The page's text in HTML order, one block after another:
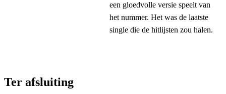
een gloedvolle versie speelt van
het nummer. Het was de laatste
single die de hitlijsten zou halen.
Ter afsluiting